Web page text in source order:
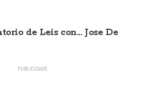
de Leis con... Jose De